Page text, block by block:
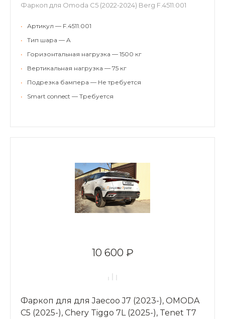
Фаркоп для Omoda C5 (2022-2024) Berg F.4511.001
•
Артикул — F.4511.001
•
Тип шара — A
•
Горизонтальная нагрузка — 1500 кг
•
Вертикальная нагрузка — 75 кг
•
Подрезка бампера — Не требуется
•
Smart connect — Требуется
10 600 ₽
Фаркоп для для Jaecoo J7 (2023-), OMODA
C5 (2025-), Chery Tiggo 7L (2025-), Tenet T7